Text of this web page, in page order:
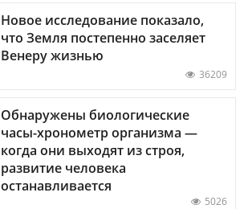
Новое исследование показало,
что Земля постепенно заселяет
Венеру жизнью
36209
Обнаружены биологические
часы-хронометр организма —
когда они выходят из строя,
развитие человека
останавливается
5026